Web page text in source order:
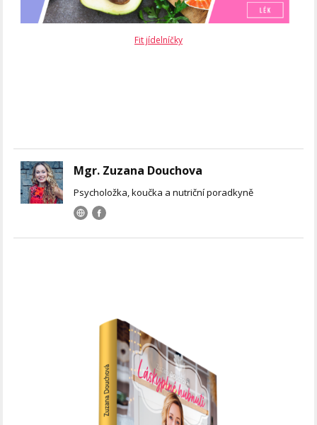
Fit jídelníčky
Mgr. Zuzana Douchova
Psycholožka, koučka a nutriční poradkyně